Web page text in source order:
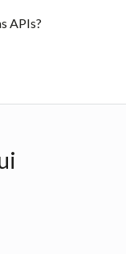
APIs?